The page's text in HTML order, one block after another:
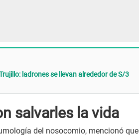
ladrones se llevan alrededor de S/3
salvarles la vida
del nosocomio, mencionó que